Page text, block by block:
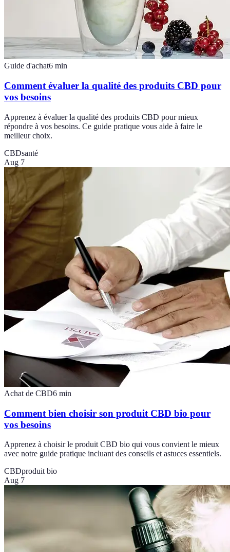
Guide d'achat6 min
Comment évaluer la qualité des produits CBD pour
vos besoins
Apprenez à évaluer la qualité des produits CBD pour mieux
répondre à vos besoins. Ce guide pratique vous aide à faire le
meilleur choix.
CBDsanté
Aug 7
Achat de CBD6 min
Comment bien choisir son produit CBD bio pour
vos besoins
Apprenez à choisir le produit CBD bio qui vous convient le mieux
avec notre guide pratique incluant des conseils et astuces essentiels.
CBDproduit bio
Aug 7